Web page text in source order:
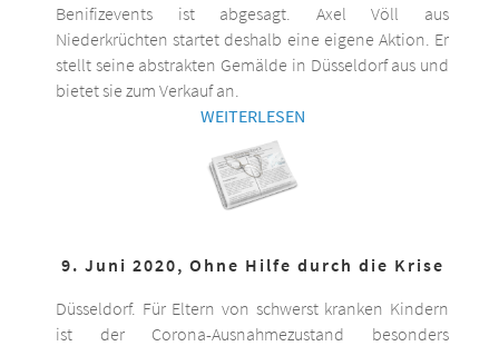
Benifizevents ist abgesagt. Axel Völl aus
Niederkrüchten startet deshalb eine eigene Aktion. Er
stellt seine abstrakten Gemälde in Düsseldorf aus und
bietet sie zum Verkauf an.
WEITERLESEN
9. Juni 2020, Ohne Hilfe durch die Krise
Düsseldorf. Für Eltern von schwerst kranken Kindern
ist der Corona-Ausnahmezustand besonders